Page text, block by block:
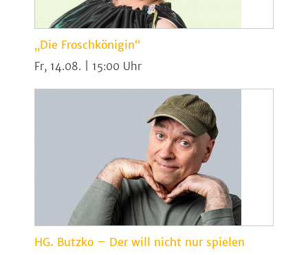
„Die Froschkönigin“
Fr, 14.08. | 15:00
HG. Butzko – Der will nicht nur spielen